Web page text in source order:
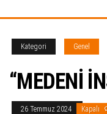
Kategori Genel
“MEDENİ
26 Temmuz 2024 Kapalı